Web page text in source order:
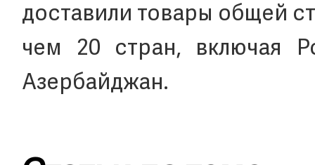
доставили товары общей
чем 20 стран, включая
Азербайджан.